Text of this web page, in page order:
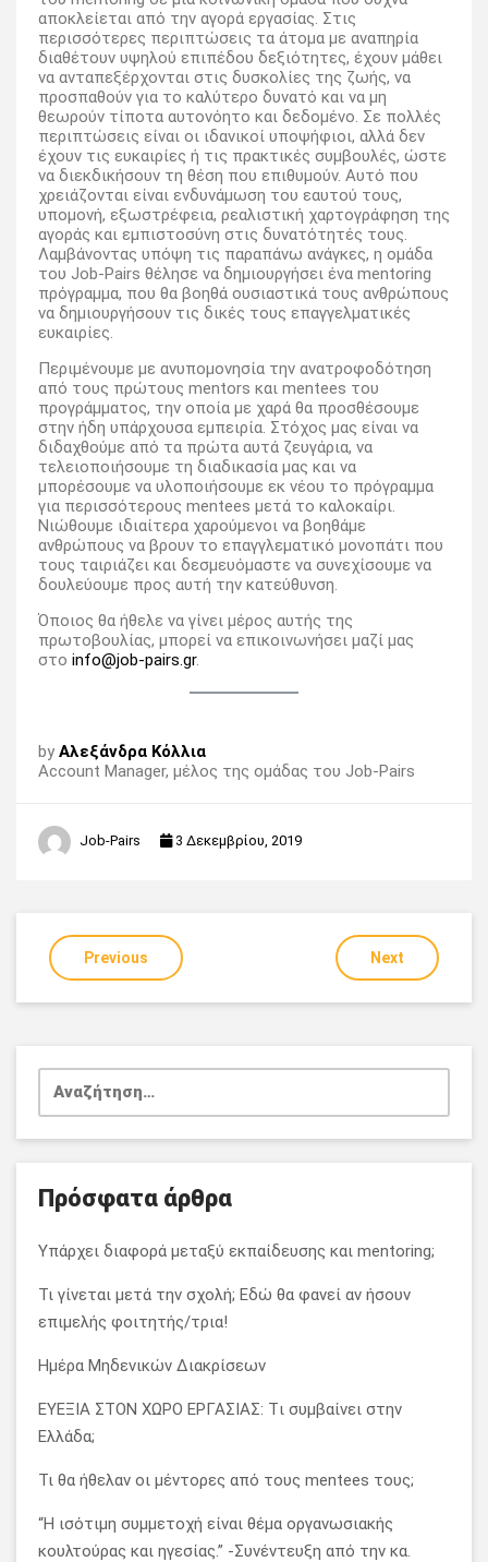
αποκλείεται από την αγορά εργασίας. Στις
περισσότερες περιπτώσεις τα άτομα με αναπηρία
διαθέτουν υψηλού επιπέδου δεξιότητες, έχουν μάθει
να ανταπεξέρχονται στις δυσκολίες της ζωής, να
προσπαθούν για το καλύτερο δυνατό και να μη
θεωρούν τίποτα αυτονόητο και δεδομένο. Σε πολλές
περιπτώσεις είναι οι ιδανικοί υποψήφιοι, αλλά δεν
έχουν τις ευκαιρίες ή τις πρακτικές συμβουλές, ώστε
να διεκδικήσουν τη θέση που επιθυμούν. Αυτό που
χρειάζονται είναι ενδυνάμωση του εαυτού τους,
υπομονή, εξωστρέφεια, ρεαλιστική χαρτογράφηση της
αγοράς και εμπιστοσύνη στις δυνατότητές τους.
Λαμβάνοντας υπόψη τις παραπάνω ανάγκες, η ομάδα
του Job-Pairs θέλησε να δημιουργήσει ένα mentoring
πρόγραμμα, που θα βοηθά ουσιαστικά τους ανθρώπους
να δημιουργήσουν τις δικές τους επαγγελματικές
ευκαιρίες.
Περιμένουμε με ανυπομονησία την ανατροφοδότηση
από τους πρώτους mentors και mentees του
προγράμματος, την οποία με χαρά θα προσθέσουμε
στην ήδη υπάρχουσα εμπειρία. Στόχος μας είναι να
διδαχθούμε από τα πρώτα αυτά ζευγάρια, να
τελειοποιήσουμε τη διαδικασία μας και να
μπορέσουμε να υλοποιήσουμε εκ νέου το πρόγραμμα
για περισσότερους mentees μετά το καλοκαίρι.
Νιώθουμε ιδιαίτερα χαρούμενοι να βοηθάμε
ανθρώπους να βρουν το επαγγλεματικό μονοπάτι που
τους ταιριάζει και δεσμευόμαστε να συνεχίσουμε να
δουλεύουμε προς αυτή την κατεύθυνση.
Όποιος θα ήθελε να γίνει μέρος αυτής της
πρωτοβουλίας, μπορεί να επικοινωνήσει μαζί μας
στο info@job-pairs.gr.
by Αλεξάνδρα Κόλλια
Account Manager, μέλος της ομάδας του Job-Pairs
Job-Pairs 3 Δεκεμβρίου, 2019
Πλοήγηση
άρθρων
Previous Next
Αναζήτηση
Πρόσφατα άρθρα
Υπάρχει διαφορά μεταξύ εκπαίδευσης και mentoring;
Τι γίνεται μετά την σχολή; Εδώ θα φανεί αν ήσουν
επιμελής φοιτητής/τρια!
Ημέρα Μηδενικών Διακρίσεων
ΕΥΕΞΙΑ ΣΤΟΝ ΧΩΡΟ ΕΡΓΑΣΙΑΣ: Tι συμβαίνει στην
Ελλάδα;
Τι θα ήθελαν οι μέντορες από τους mentees τους;
“Η ισότιμη συμμετοχή είναι θέμα οργανωσιακής
κουλτούρας και ηγεσίας.” -Συνέντευξη από την κα.